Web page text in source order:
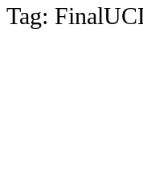
Tag: